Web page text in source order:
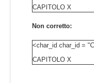
CAPITOLO X
Non corretto:
<char_id char_id =
CAPITOLO X